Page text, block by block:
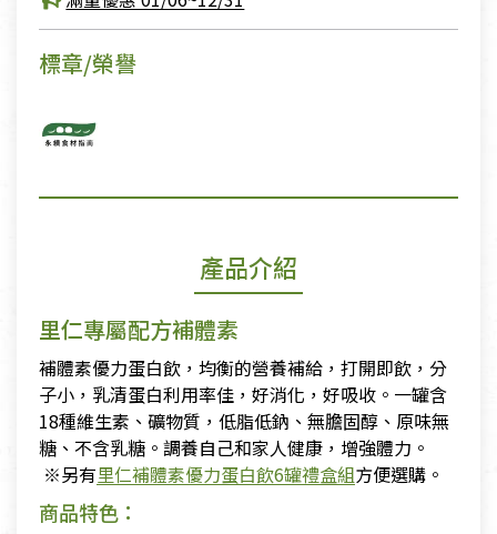
標章/榮譽
產品介紹
里仁專屬配方補體素
補體素優力蛋白飲，均衡的營養補給，打開即飲，分
子小，乳清蛋白利用率佳，好消化，好吸收。一罐含
18種維生素、礦物質，低脂低鈉、無膽固醇、原味無
糖、不含乳糖。調養自己和家人健康，增強體力。
​ ※另有里仁補體素優力蛋白飲6罐禮盒組方便選購。
商品特色：